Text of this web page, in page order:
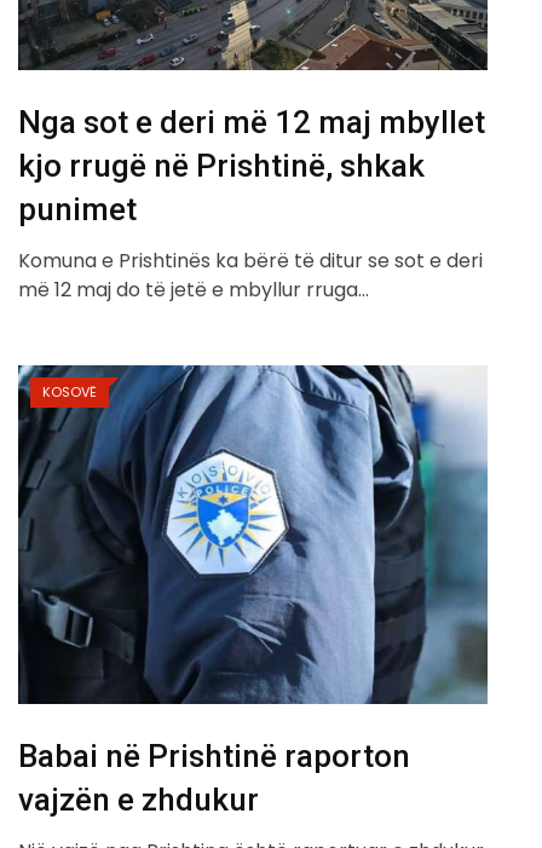
Nga sot e deri më 12 maj mbyllet
kjo rrugë në Prishtinë, shkak
punimet
Komuna e Prishtinës ka bërë të ditur se sot e deri
më 12 maj do të jetë e mbyllur rruga…
KOSOVË
Babai në Prishtinë raporton
vajzën e zhdukur